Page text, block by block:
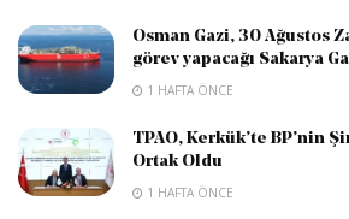
Osman Gazi, 30 Ağustos
görev yapacağı Sakarya
1 HAFTA ÖNCE
TPAO, Kerkük’te BP’nin
Ortak Oldu
1 HAFTA ÖNCE